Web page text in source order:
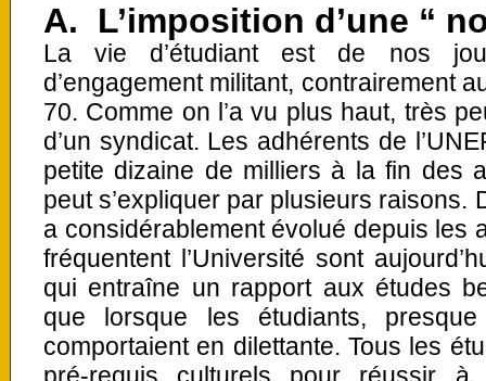
A. L’imposition d’une “
La vie d’étudiant est de nos
d’engagement militant, contrairement
70. Comme on l’a vu plus haut, très
d’un syndicat. Les adhérents de
petite dizaine de milliers à la fin des
peut s’expliquer par plusieurs raisons.
a considérablement évolué depuis les
fréquentent l’Université sont
qui entraîne un rapport aux études
que lorsque les étudiants,
comportaient en dilettante. Tous les